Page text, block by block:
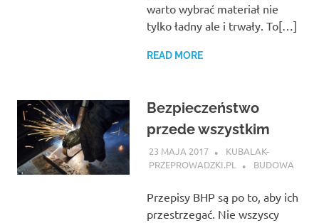
warto wybrać materiał nie
tylko ładny ale i trwały. To[…]
READ MORE
Bezpieczeństwo
przede wszystkim
23 MAJA 2017
KUBALAK-
PRZEPROWADZKI.PL
BUDOWA
Przepisy BHP są po to, aby ich
przestrzegać. Nie wszyscy